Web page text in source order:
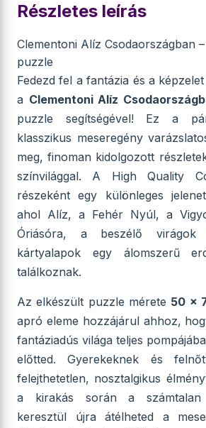
Részletes leírás
Clementoni Alíz Csodaországban
puzzle
Fedezd fel a fantázia és a
a Clementoni Alíz
puzzle segítségével! Ez a
klasszikus meseregény
meg, finoman kidolgozott
színvilággal. A High Quality
részeként egy különleges
ahol Alíz, a Fehér Nyúl, a
Óriásóra, a beszélő
kártyalapok egy álomszerű
találkoznak.
Az elkészült puzzle mérete 50 x
apró eleme hozzájárul ahhoz,
fantáziadús világa teljes
előtted. Gyerekeknek és
felejthetetlen, nosztalgikus
a kirakás során a
keresztül újra átélheted a